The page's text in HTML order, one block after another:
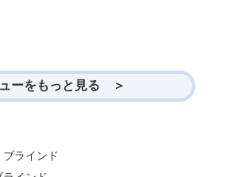
ーをもっと見る ＞